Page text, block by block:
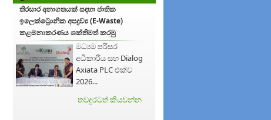
තිරසාර අනාගතයක් සඳහා ජාතික
ඉලෙක්ට්‍රොනික අපද්‍රව්‍ය (E-Waste)
කළමනාකරණය ශක්තිමත් කරමු
මධ්‍යම පරිසර
අධිකාරිය සහ Dialog
Axiata PLC එක්ව
2026...
තවදුරටත් කියවන්න